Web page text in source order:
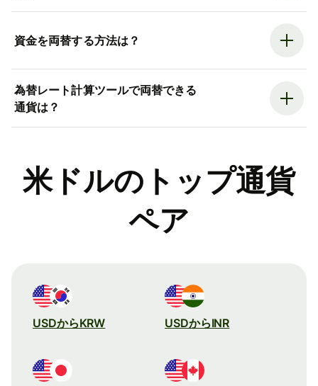
資金を両替する方法は？
為替レート計算ツールで両替できる
通貨は？
米ドルのトップ通貨
ペア
USDからKRW USDからINR